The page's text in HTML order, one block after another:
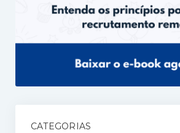
CATEGORIAS